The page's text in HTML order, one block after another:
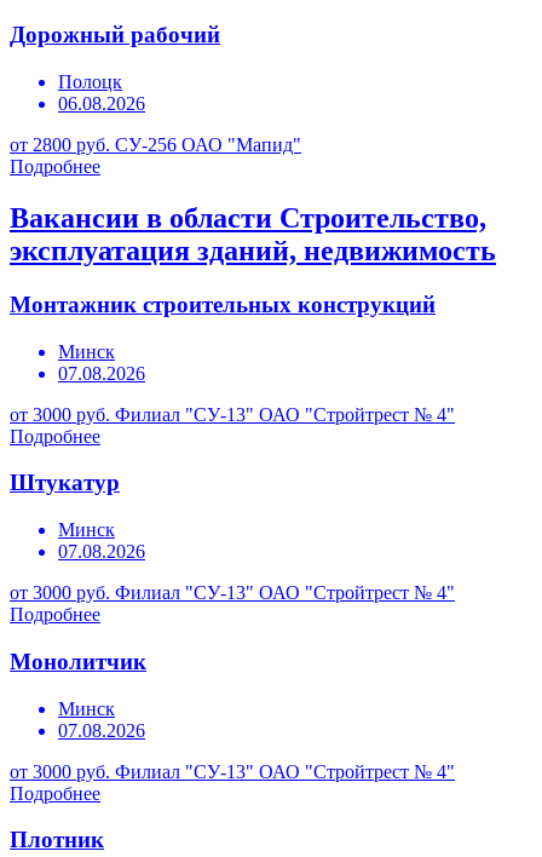
Дорожный рабочий
Полоцк
06.08.2026
от 2800 руб. СУ-256 ОАО "Мапид"
Подробнее
Вакансии в области Строительство,
эксплуатация зданий, недвижимость
Монтажник строительных конструкций
Минск
07.08.2026
от 3000 руб. Филиал "СУ-13" ОАО "Стройтрест № 4"
Подробнее
Штукатур
Минск
07.08.2026
от 3000 руб. Филиал "СУ-13" ОАО "Стройтрест № 4"
Подробнее
Монолитчик
Минск
07.08.2026
от 3000 руб. Филиал "СУ-13" ОАО "Стройтрест № 4"
Подробнее
Плотник